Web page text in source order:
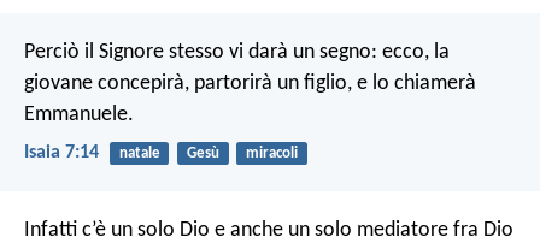
Perciò il Signore stesso vi darà un segno: ecco, la
giovane concepirà, partorirà un figlio, e lo chiamerà
Emmanuele.
Isaia 7:14 natale Gesù miracoli
Infatti c’è un solo Dio e anche un solo mediatore fra Dio